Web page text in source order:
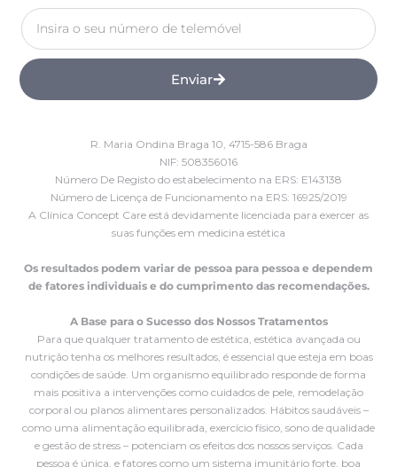
Enviar
R. Maria Ondina Braga 10, 4715-586 Braga
NIF: 508356016
Número De Registo do estabelecimento na ERS: E143138
Número de Licença de Funcionamento na ERS: 16925/2019
A Clínica Concept Care está devidamente licenciada para exercer as
suas funções em medicina estética
Os resultados podem variar de pessoa para pessoa e dependem
de fatores individuais e do cumprimento das recomendações.
A Base para o Sucesso dos Nossos Tratamentos
Para que qualquer tratamento de estética, estética avançada ou
nutrição tenha os melhores resultados, é essencial que esteja em boas
condições de saúde. Um organismo equilibrado responde de forma
mais positiva a intervenções como cuidados de pele, remodelação
corporal ou planos alimentares personalizados. Hábitos saudáveis –
como uma alimentação equilibrada, exercício físico, sono de qualidade
e gestão de stress – potenciam os efeitos dos nossos serviços. Cada
pessoa é única, e fatores como um sistema imunitário forte, boa